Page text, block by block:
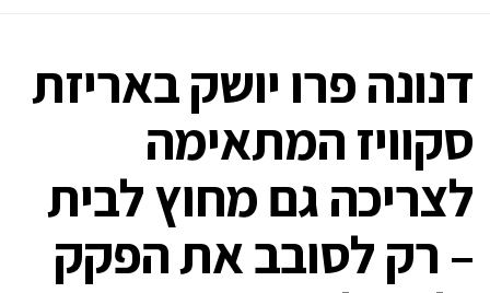
דנונה פרו יושק באריזת
סקוויז המתאימה
לצריכה גם מחוץ לבית
– רק לסובב את הפקק